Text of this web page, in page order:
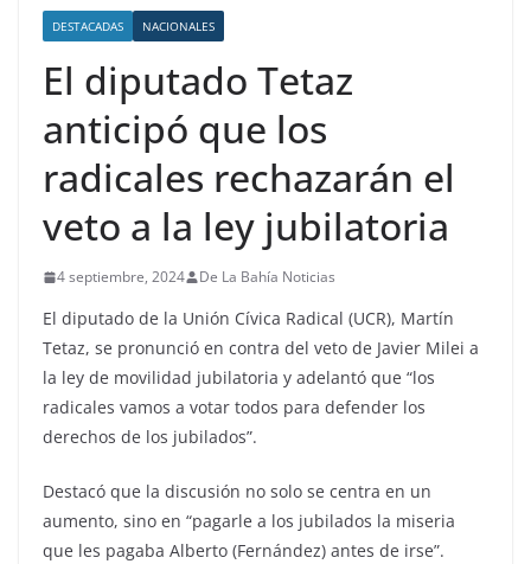
DESTACADAS NACIONALES
El diputado Tetaz
anticipó que los
radicales rechazarán el
veto a la ley jubilatoria
4 septiembre, 2024 De La Bahía Noticias
El diputado de la Unión Cívica Radical (UCR), Martín
Tetaz, se pronunció en contra del veto de Javier Milei a
la ley de movilidad jubilatoria y adelantó que “los
radicales vamos a votar todos para defender los
derechos de los jubilados”.
Destacó que la discusión no solo se centra en un
aumento, sino en “pagarle a los jubilados la miseria
que les pagaba Alberto (Fernández) antes de irse”.